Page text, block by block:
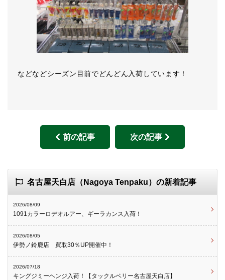
などなどシーズン目前でどんどん入荷しています！
前の記事 次の記事
名古屋天白店（Nagoya Tenpaku）の新着記事
2026/08/09
1091カラーロデオルアー、ギーラカンス入荷！
2026/08/05
伊勢ノ鈴鹿店 買取30％UP開催中！
2026/07/18
キングジミーヘンジ入荷！【タックルベリー名古屋天白店】